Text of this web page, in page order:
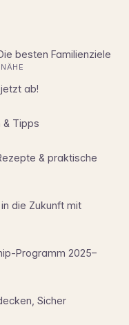
besten Familienziele
ab!
Tipps
& praktische
die Zukunft mit
Programm 2025–
Sicher